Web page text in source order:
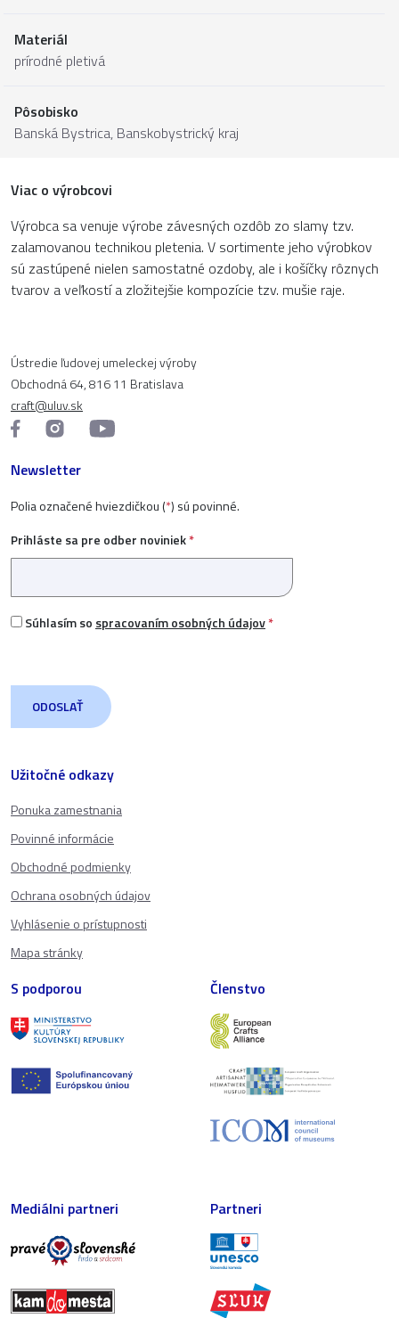
Materiál
prírodné pletivá
Pôsobisko
Banská Bystrica, Banskobystrický kraj
Viac o výrobcovi
Výrobca sa venuje výrobe závesných ozdôb zo slamy tzv.
zalamovanou technikou pletenia. V sortimente jeho výrobkov
sú zastúpené nielen samostatné ozdoby, ale i košíčky rôznych
tvarov a veľkostí a zložitejšie kompozície tzv. mušie raje.
Užitočné odkazy
Ponuka zamestnania
Povinné informácie
Obchodné podmienky
Ochrana osobných údajov
Vyhlásenie o prístupnosti
Mapa stránky
Ústredie ľudovej umeleckej výroby
Obchodná 64, 816 11 Bratislava
craft@uluv.sk
Newsletter
Polia označené hviezdičkou (*) sú povinné.
Prihláste sa pre odber noviniek*
Súhlasím so spracovaním osobných údajov*
S podporou Členstvo
Mediálni partneri Partneri